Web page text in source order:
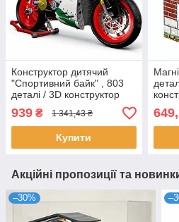
Конструктор дитячий
"Спортивний байк" , 803
деталі / 3D конструктор
мотоцикла / Конструктор
для дітей
939 ₴ 1 341,43 ₴
Купити
Акційні пропозиції та
–30%